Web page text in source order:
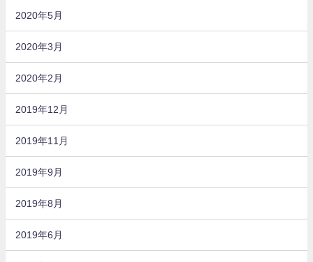
2020年5月
2020年3月
2020年2月
2019年12月
2019年11月
2019年9月
2019年8月
2019年6月